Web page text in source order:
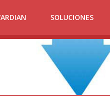
SOLUCIONES